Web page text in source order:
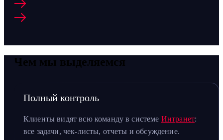
Чем мы выделяемся
Полный контроль
Клиенты видят всю команду в системе Интранет:
все задачи, чек-листы, отчеты и обсуждение.